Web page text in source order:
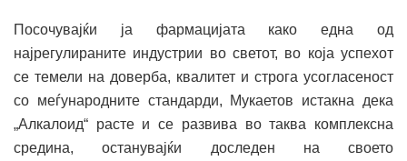
Посочувајќи ја фармацијата како една од
најрегулираните индустрии во светот, во која успехот
се темели на доверба, квалитет и строга усогласеност
со меѓународните стандарди, Мукаетов истакна дека
„Алкалоид“ расте и се развива во таква комплексна
средина, останувајќи доследен на своето